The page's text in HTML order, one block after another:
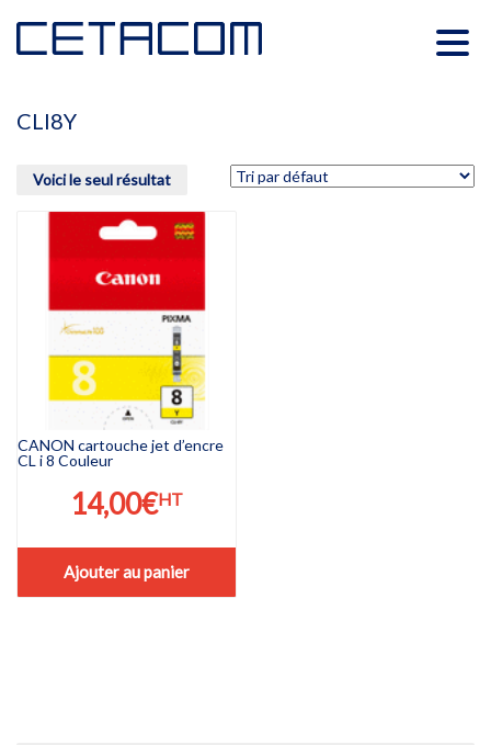
CLI8Y
Voici le seul résultat
CANON cartouche jet d’encre
CL i 8 Couleur
14,00€HT
Ajouter au panier